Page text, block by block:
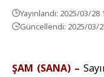
Yayınlandı: 2025/03/28
Güncellendi: 2025/03/
ŞAM (SANA) –